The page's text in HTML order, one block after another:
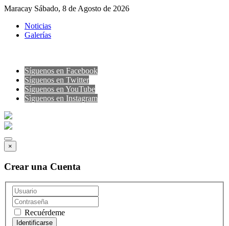
Maracay Sábado, 8 de Agosto de 2026
Noticias
Galerías
Síguenos en Facebook
Síguenos en Twitter
Síguenos en YouTube
Sìguenos en Instagram
×
Crear una Cuenta
Recuérdeme